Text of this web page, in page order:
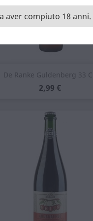
De Ranke Guldenberg 33
Prezzo
2,99 €
 Anteprima
aver compiuto 18 anni.